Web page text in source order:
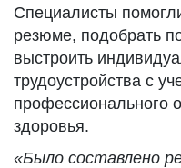
Специалисты
резюме, подобрать
выстроить
трудоустройства с
профессионального
здоровья.
«Было составлено